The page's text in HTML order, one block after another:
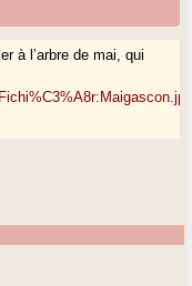
à l’arbre de mai, qui